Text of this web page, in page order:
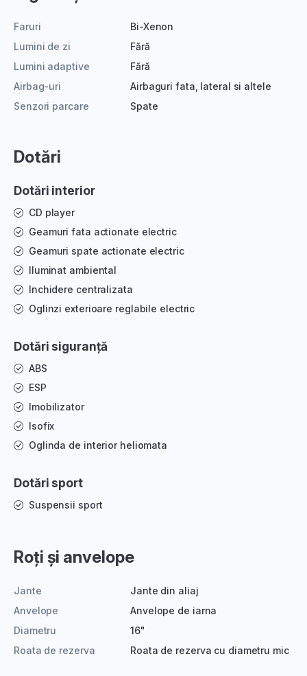
Faruri
Bi-Xenon
Lumini de zi
Fără
Lumini adaptive
Fără
Airbag-uri
Airbaguri fata, lateral si altele
Senzori parcare
Spate
Dotări
Dotări interior
CD player
Geamuri fata actionate electric
Geamuri spate actionate electric
Iluminat ambiental
Inchidere centralizata
Oglinzi exterioare reglabile electric
Dotări siguranță
ABS
ESP
Imobilizator
Isofix
Oglinda de interior heliomata
Dotări sport
Suspensii sport
Roți și anvelope
Jante
Jante din aliaj
Anvelope
Anvelope de iarna
Diametru
16"
Roata de rezerva
Roata de rezerva cu diametru mic